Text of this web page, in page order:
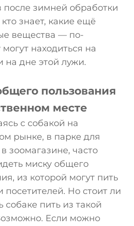
после зимней обработки
знает, какие ещё
вещества — по-
находиться на
на дне этой лужи.
пользования
месте
с собакой на
рынке, в парке для
зоомагазине, часто
миску общего
из которой могут пить
посетителей. Но стоит ли
собаке пить из такой
Если можно